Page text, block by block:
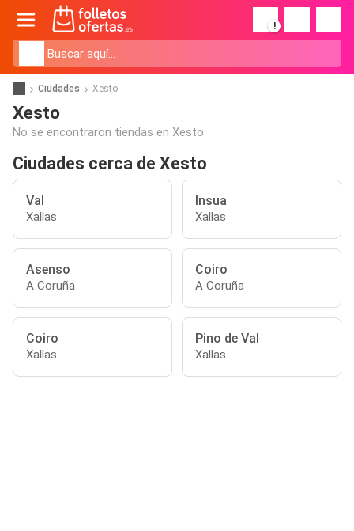
!
Ciudades Xesto
Xesto
No se encontraron tiendas en Xesto.
Ciudades cerca de Xesto
Val
Xallas
Insua
Xallas
Asenso
A Coruña
Coiro
A Coruña
Coiro
Xallas
Pino de Val
Xallas